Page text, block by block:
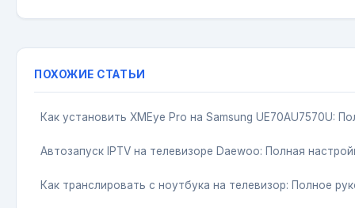
ПОХОЖИЕ СТАТЬИ
Как установить XMEye Pro на Samsung UE70AU7570U:
Автозапуск IPTV на телевизоре Daewoo: Полная
Как транслировать с ноутбука на телевизор: Полное